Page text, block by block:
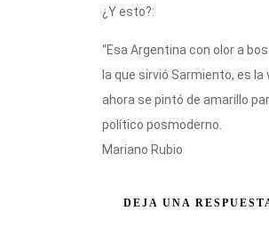
¿Y esto?:
“Esa Argentina con olor a
la que sirvió Sarmiento, es la
ahora se pintó de amarillo
político posmoderno.
Mariano Rubio
DEJA UNA